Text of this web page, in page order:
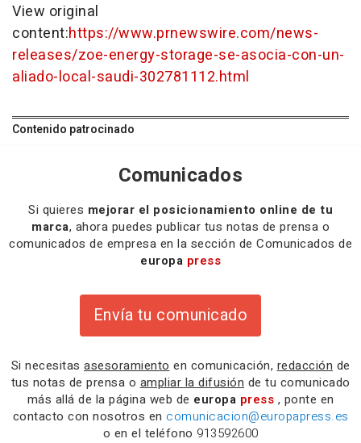
View original
content:https://www.prnewswire.com/news-
releases/zoe-energy-storage-se-asocia-con-un-
aliado-local-saudi-302781112.html
Contenido patrocinado
Comunicados
Si quieres mejorar el posicionamiento online de tu
marca, ahora puedes publicar tus notas de prensa o
comunicados de empresa en la sección de Comunicados de
europa press
Envía tu comunicado
Si necesitas asesoramiento en comunicación, redacción de
tus notas de prensa o ampliar la difusión de tu comunicado
más allá de la página web de europa press , ponte en
contacto con nosotros en comunicacion@europapress.es
o en el teléfono 913592600